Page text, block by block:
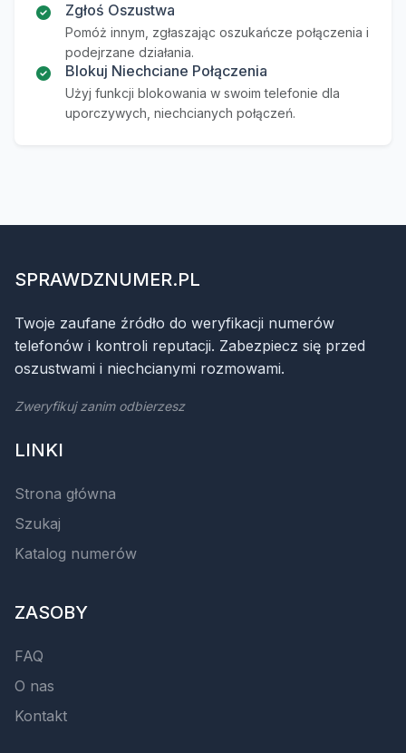
Zgłoś Oszustwa
Pomóż innym, zgłaszając oszukańcze połączenia i
podejrzane działania.
Blokuj Niechciane Połączenia
Użyj funkcji blokowania w swoim telefonie dla
uporczywych, niechcianych połączeń.
SPRAWDZNUMER.PL
Twoje zaufane źródło do weryfikacji numerów
telefonów i kontroli reputacji. Zabezpiecz się przed
oszustwami i niechcianymi rozmowami.
Zweryfikuj zanim odbierzesz
LINKI
Strona główna
Szukaj
Katalog numerów
ZASOBY
FAQ
O nas
Kontakt